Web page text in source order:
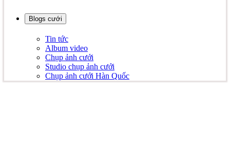
Blogs cưới
Tin tức
Album video
Chụp ảnh cưới
Studio chụp ảnh cưới
Chụp ảnh cưới Hàn Quốc